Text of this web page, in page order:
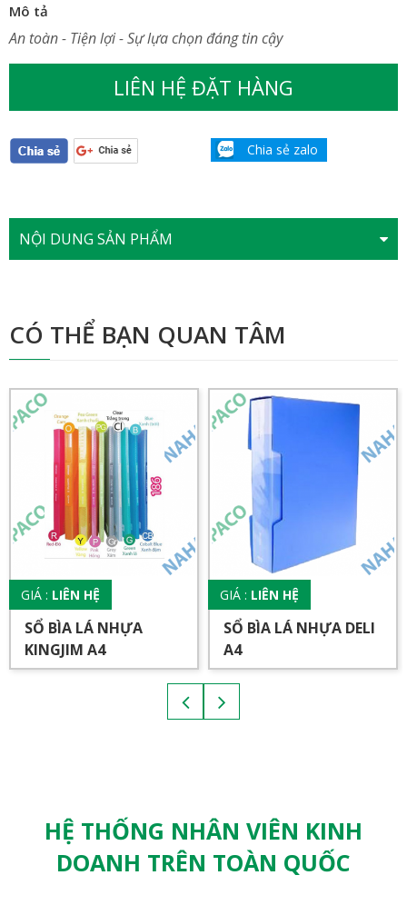
Mô tả
An toàn - Tiện lợi - Sự lựa chọn đáng tin cậy
LIÊN HỆ ĐẶT HÀNG
Chia sẻ zalo
NỘI DUNG SẢN PHẨM
CÓ THỂ BẠN QUAN TÂM
GIÁ : LIÊN HỆ
SỔ BÌA LÁ NHỰA
KINGJIM A4
GIÁ : LIÊN HỆ
SỔ BÌA LÁ NHỰA DELI
A4
HỆ THỐNG NHÂN VIÊN KINH
DOANH TRÊN TOÀN QUỐC